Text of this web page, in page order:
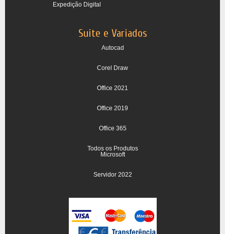
Expedição Digital
Suite e Variados
Autocad
Corel Draw
Office 2021
Office 2019
Office 365
Todos os Produtos
Microsoft
Servidor 2022